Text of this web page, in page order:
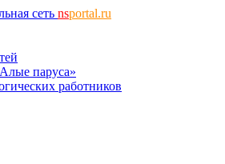
сеть nsportal.ru
паруса»
работников